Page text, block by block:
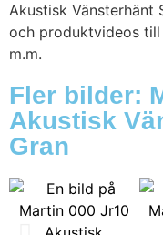
Akustisk Vänsterhänt
och produktvideos
m.m.
Fler bilder:
Akustisk
Gran